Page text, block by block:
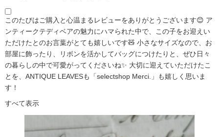
このたびはご購入と心温まるレビューをありがとうございます😊 ア
ンティークテディベアの魅力にハマられた中で、この子をお迎えい
ただけたとのお言葉がとても嬉しいです🧸 小さなサイズなので、お
部屋に飾ったり、リボンを活かしてバッグにつけたりと、ぜひ日々
の暮らしの中で可愛がってくださいね✨ 大切に迎えていただけたこ
とを、ANTIQUE LEAVESも「selectshop Merci.」も嬉しく思いま
す！
すべて表示